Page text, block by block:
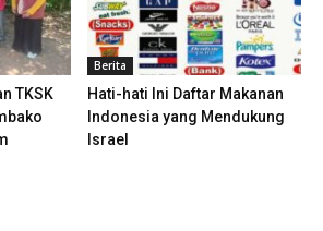
TKSK
Berita
Hati-hati Ini Daftar Makanan
Indonesia yang Mendukung
Israel